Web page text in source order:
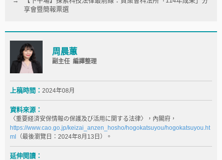
享會暨簡報票選
周晨蕙
副主任 編譯整理
上稿時間： 2024年08月
資料來源：
〈重要経済安保情報の保護及び活用に関する法律〉，內閣府，
https://www.cao.go.jp/keizai_anzen_hosho/hogokatsuyou/hogokatsuyou.ht
ml （最後瀏覽日：2024年8月13日）。
延伸閱讀：